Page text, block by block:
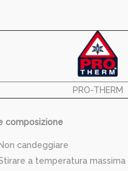
PRO-THERM
composizione
Non candeggiare
a temperatura massima